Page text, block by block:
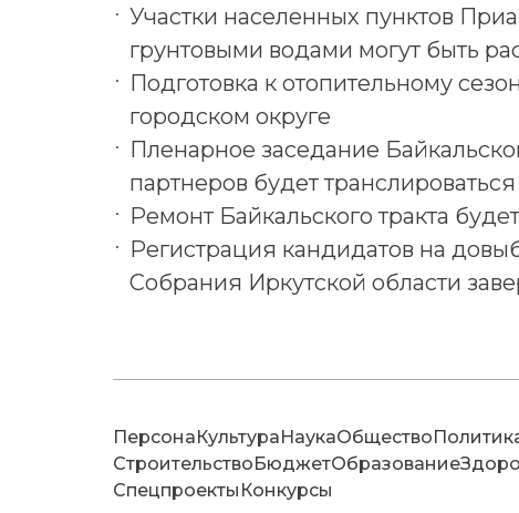
Участки населенных пунктов
грунтовыми водами могут быть
Подготовка к отопительному
городском округе
Пленарное заседание
партнеров будет
Ремонт Байкальского тракта
Регистрация кандидатов на
Собрания Иркутской области
Персона Культура НаукаОбщество
Строительство БюджетОбразование
Спецпроекты Конкурсы